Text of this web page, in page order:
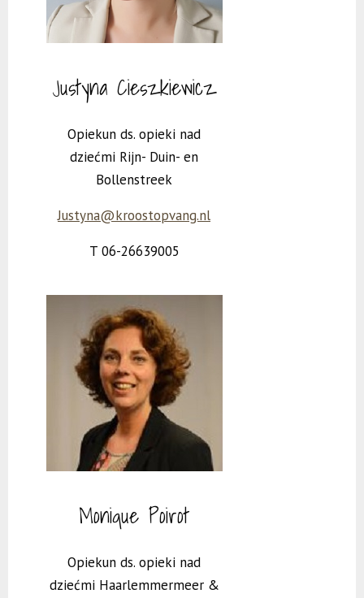
Justyna Cieszkiewicz
Opiekun ds. opieki nad
dziećmi Rijn- Duin- en
Bollenstreek
Justyna@kroostopvang.nl
T 06-26639005
Monique Poirot
Opiekun ds. opieki nad
dziećmi Haarlemmermeer &